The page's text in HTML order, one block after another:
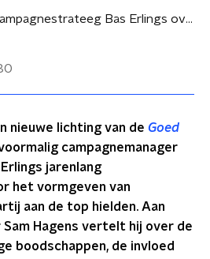
Oud VVD-campagnestrateeg Bas Erlings over campagne voeren: 'Feiten doen er niet toe'
nieuwe lichting van de Goed
campagnemanager
jarenlang
het vormgeven van
aan de top hielden. Aan
Hagens vertelt hij over de
boodschappen, de invloed